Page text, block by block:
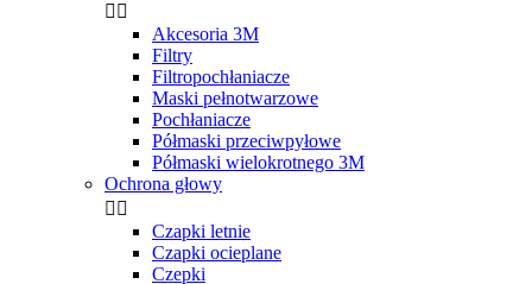
 
Akcesoria 3M
Filtry
Filtropochłaniacze
Maski pełnotwarzowe
Pochłaniacze
Półmaski przeciwpyłowe
Półmaski wielokrotnego 3M
Ochrona głowy
 
Czapki letnie
Czapki ocieplane
Czepki